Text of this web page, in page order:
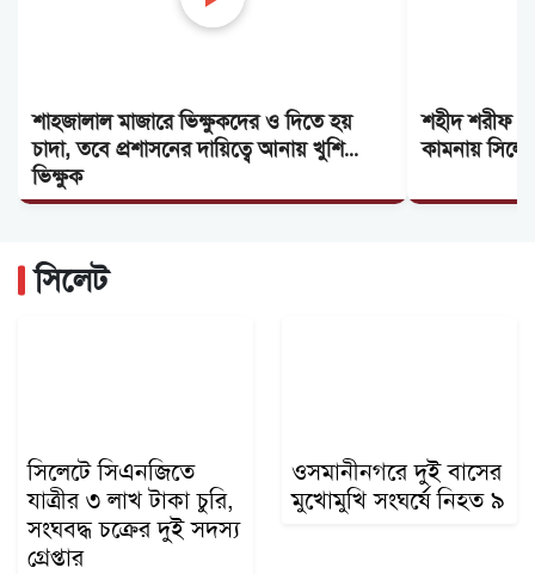
ফ্যামিলি কার্ডের আনুষ্ঠানিক উদ্বোধন ১৬ আগস্ট
২৫ কোটি টাকার ৫ সেতুর কাজ অনিশ্চিত
দিরাইয়ে ৪০০ পিস ইয়াবাসহ কুখ্যাত মাদক কারবারি...
শাহজালাল মাজারে ভিক্ষুকদের ও দিতে হয়
চাদা, তবে প্রশাসনের দায়িত্বে আনায় খুশি
ভিক্ষুক
শহীদ শরীফ
কামনায়
সিলেট
সিলেটে সিএনজিতে
যাত্রীর ৩ লাখ টাকা চুরি,
সংঘবদ্ধ চক্রের দুই সদস্য
গ্রেপ্তার
ওসমানীনগরে দুই বাসের
মুখোমুখি সংঘর্ষে নিহত ৯